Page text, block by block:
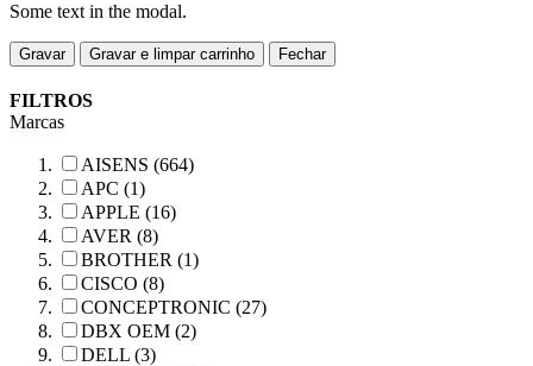
Some text in the modal.
Gravar Gravar e limpar carrinho Fechar
FILTROS
Marcas
AISENS (664)
APC (1)
APPLE (16)
AVER (8)
BROTHER (1)
CISCO (8)
CONCEPTRONIC (27)
DBX OEM (2)
DELL (3)